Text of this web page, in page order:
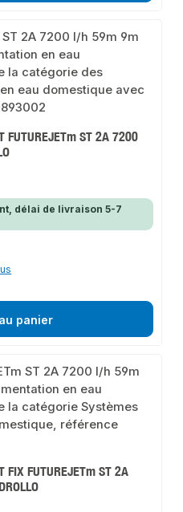
ST 2A 7200
délai de livraison 5-7
panier
FUTUREJETm ST 2A